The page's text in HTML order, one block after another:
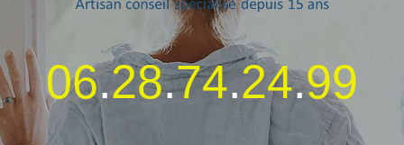
06.28.74.24.99